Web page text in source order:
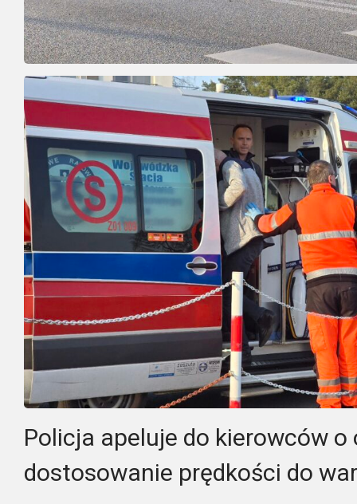
Policja apeluje do kierowców
dostosowanie prędkości do